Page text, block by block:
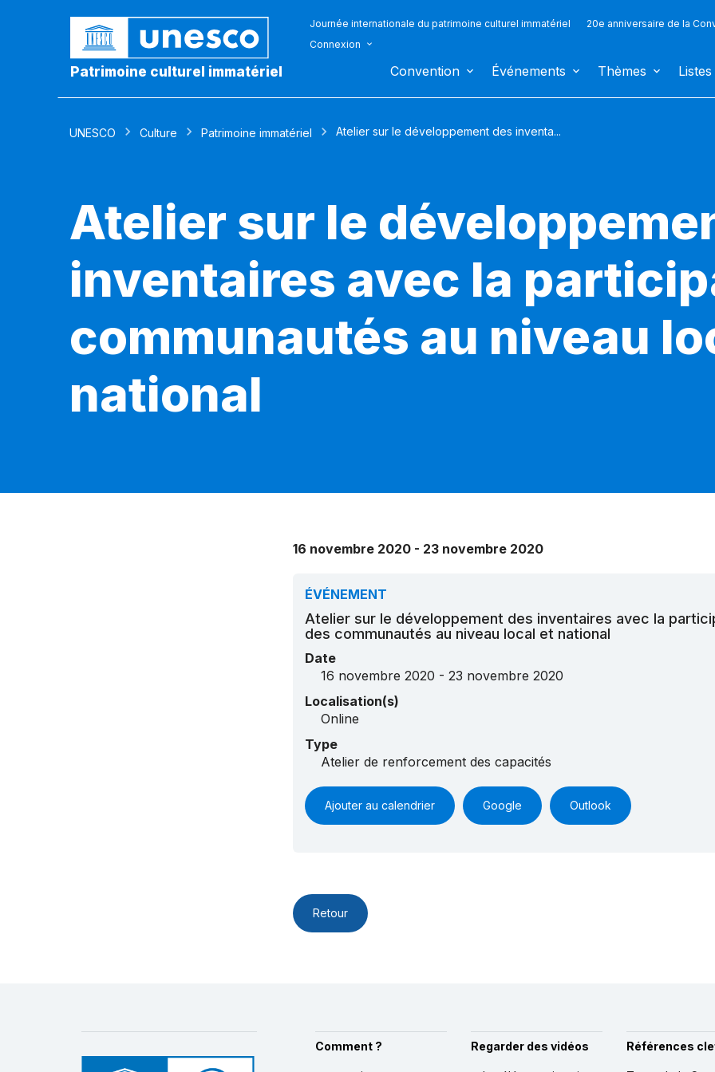
Patrimoine culturel immatériel
Journée internationale du patrimoine culturel immatériel 20e anniversaire de la
Connexion
Convention Événements Thèmes Listes
UNESCO Culture Patrimoine immatériel Atelier sur le développement des inventa...
Atelier sur le
inventaires avec la
communautés au niveau
national
16 novembre 2020 - 23 novembre 2020
ÉVÉNEMENT
Atelier sur le développement des inventaires avec la
des communautés au niveau local et national
Date
16 novembre 2020 - 23 novembre 2020
Localisation(s)
Online
Type
Atelier de renforcement des capacités
Ajouter au calendrier Google Outlook
Retour
Comment ? Regarder des vidéos Références